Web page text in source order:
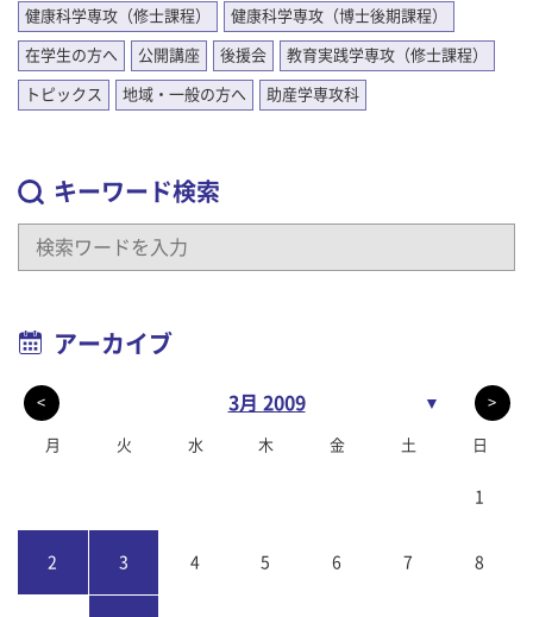
健康科学専攻（修士課程） 健康科学専攻（博士後期課程）
在学生の方へ 公開講座 後援会 教育実践学専攻（修士課程）
トピックス 地域・一般の方へ 助産学専攻科
キーワード検索
アーカイブ
< 3月 2009 ▼ >
月 火 水 木 金 土 日
1
2 3 4 5 6 7 8